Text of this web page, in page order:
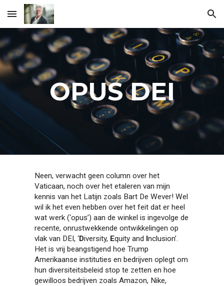
Skip to main content Skip to navigation
OPUS DEI
Neen, verwacht geen column over het
Vaticaan, noch over het etaleren van mijn
kennis van het Latijn zoals Bart De Wever! Wel
wil ik het even hebben over het feit dat er heel
wat werk (‘opus’) aan de winkel is ingevolge de
recente, onrustwekkende ontwikkelingen op
vlak van DEI, ‘Diversity, Equity and Inclusion’.
Het is vrij beangstigend hoe Trump
Amerikaanse instituties en bedrijven oplegt om
hun diversiteitsbeleid stop te zetten en hoe
gewilloos bedrijven zoals Amazon, Nike,